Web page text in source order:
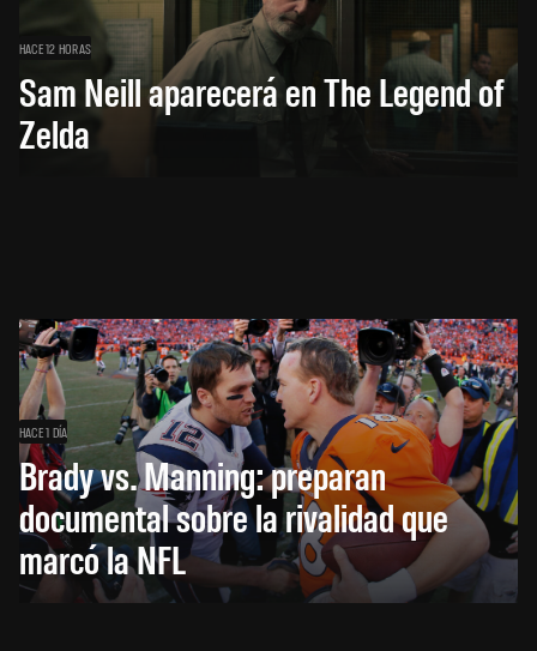
HACE 12 HORAS
Sam Neill aparecerá en The Legend of
Zelda
HACE 1 DÍA
Brady vs. Manning: preparan
documental sobre la rivalidad que
marcó la NFL